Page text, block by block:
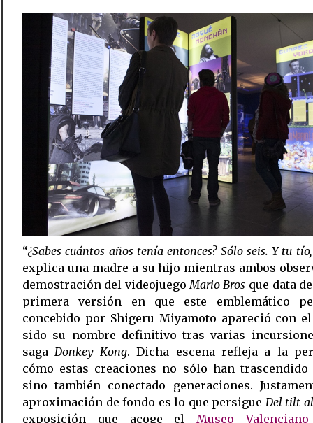
“¿Sabes cuántos años tenía entonces? Sólo seis. Y tu
explica una madre a su hijo mientras ambos
demostración del videojuego Mario Bros que data
primera versión en que este emblemático
concebido por Shigeru Miyamoto apareció con
sido su nombre definitivo tras varias
saga Donkey Kong. Dicha escena refleja a la
cómo estas creaciones no sólo han trascendido
sino también conectado generaciones.
aproximación de fondo es lo que persigue Del tilt
exposición que acoge el Museo